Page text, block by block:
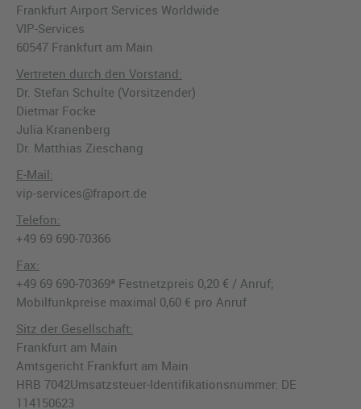
Frankfurt Airport Services Worldwide
VIP-Services
60547 Frankfurt am Main
Vertreten durch den Vorstand:
Dr. Stefan Schulte (Vorsitzender)
Dietmar Focke
Julia Kranenberg
Dr. Matthias Zieschang
E-Mail:
vip-services@fraport.de
Telefon:
+49 69 690-70366
Fax:
+49 69 690-70369* Festnetzpreis 0,20 € / Anruf;
Mobilfunkpreise maximal 0,60 € pro Anruf
Sitz der Gesellschaft:
Frankfurt am Main
Amtsgericht Frankfurt am Main
HRB 7042Umsatzsteuer-Identifikationsnummer: DE
114150623